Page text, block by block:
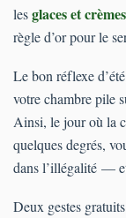
lesglaces et
règle d’or pour le
Le bon réflexe
votre chambre pile
Ainsi, le jour où la
quelques degrés,
dans l’illégalité —
Deux gestes